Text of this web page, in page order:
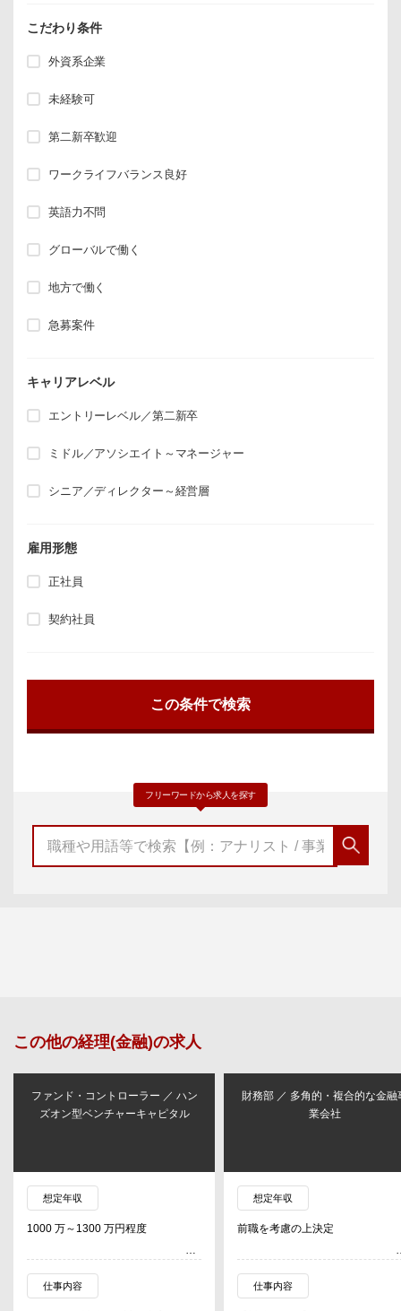
こだわり条件
外資系企業
未経験可
第二新卒歓迎
ワークライフバランス良好
英語力不問
グローバルで働く
地方で働く
急募案件
キャリアレベル
エントリーレベル／第二新卒
ミドル／アソシエイト～マネージャー
シニア／ディレクター～経営層
雇用形態
正社員
契約社員
フリーワードから求人を探す
この他の経理(金融)の求人
ファンド・コントローラー ／ ハン
ズオン型ベンチャーキャピタル
想定年収
1000 万～1300 万円程度
仕事内容
財務部 ／ 多角的・複合的な金融
業会社
想定年収
前職を考慮の上決定
仕事内容